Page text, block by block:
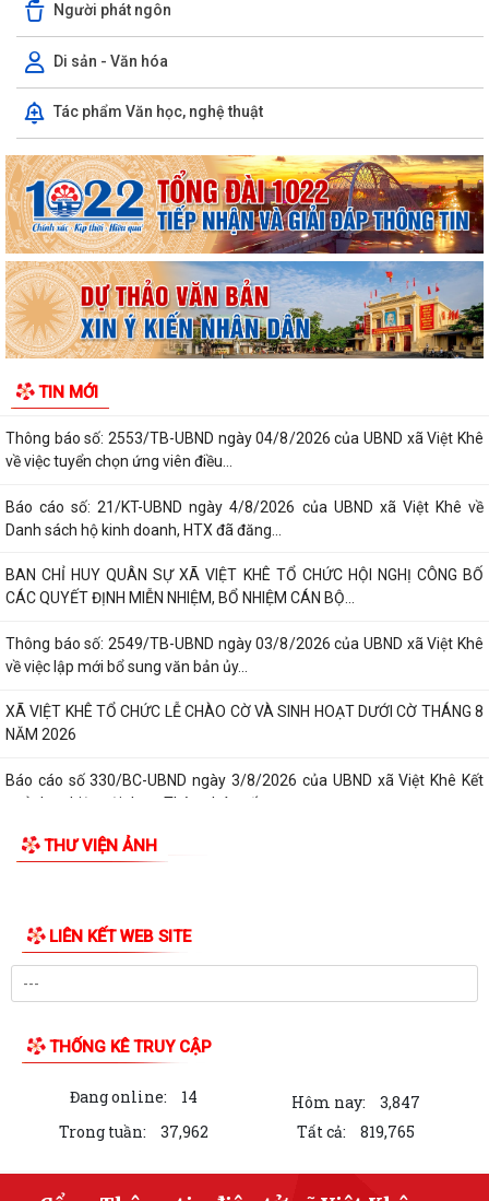
Người phát ngôn
Di sản - Văn hóa
Tác phẩm Văn học, nghệ thuật
TIN MỚI
trên Nền tảng “Bình dân học...
XÃ VIỆT KHÊ TỔ CHỨC HỘI NGHỊ TUYÊN TRUYỀN PHỔ BIẾN PHÁP
LUẬT VỀ TRẬT TỰ AN TOÀN GIAO THÔNG VÀ TRAO...
Thông báo số: 159/TB-TTPVHCC ngày 4/8/2026 của UBND xã Việt
Khê Niêm yết về việc Bãi bỏ một số...
Kế hoạch số 105-KH-ĐU ngày 25/5/2026 của Đảng ủy xã Việt Khê về
việc tuyên truyền thực hiện Chỉ thị...
Khê Niêm yết về việc Bãi bỏ một số...
Thông báo số: 2553/TB-UBND ngày 04/8/2026 của UBND xã Việt Khê
về việc tuyển chọn ứng viên điều...
Báo cáo số: 21/KT-UBND ngày 4/8/2026 của UBND xã Việt Khê về
Danh sách hộ kinh doanh, HTX đã đăng...
BAN CHỈ HUY QUÂN SỰ XÃ VIỆT KHÊ TỔ CHỨC HỘI NGHỊ CÔNG BỐ
CÁC QUYẾT ĐỊNH MIỄN NHIỆM, BỔ NHIỆM CÁN BỘ...
Thông báo số: 2549/TB-UBND ngày 03/8/2026 của UBND xã Việt Khê
về việc lập mới bổ sung văn bản ủy...
XÃ VIỆT KHÊ TỔ CHỨC LỄ CHÀO CỜ VÀ SINH HOẠT DƯỚI CỜ THÁNG 8
NĂM 2026
Báo cáo số 330/BC-UBND ngày 3/8/2026 của UBND xã Việt Khê Kết
quả thực hiện nội dung Thông báo số...
Hội Nông dân xã Việt Khê phối hợp với Công ty Cổ phần Tư Nông
THỨC QUỐC PHÒNG VÀ AN NINH ĐỐI TƯỢNG 4...
Công văn số: 1925/UBND-VHXH ngày 31/7/2026 của UBND xã Việt
Kế hoạch số: 252/KH-UBND ngày 31/7/2026 của UBND xã Việt Khê
Thông báo số: 157/TB-TTPVHCC ngày 31/7/2026 Niêm yết về việc
phê duyệt quy trình nội bộ giải quyết...
Thông báo số: 2541/TB-UBND ngày 30/7/2026 của UBND xã Việt Khê
THƯ VIỆN ẢNH